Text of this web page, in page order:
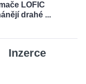
LOFIC
drahé ...
Inzerce